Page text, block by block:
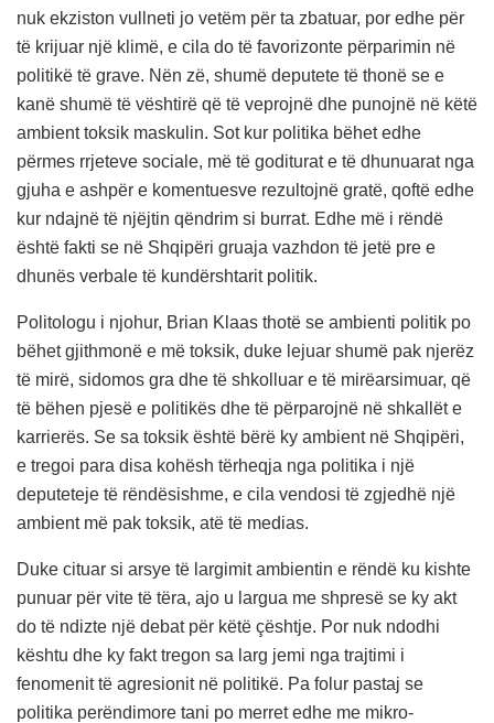
nuk ekziston vullneti jo vetëm për ta zbatuar, por edhe për
të krijuar një klimë, e cila do të favorizonte përparimin në
politikë të grave. Nën zë, shumë deputete të thonë se e
kanë shumë të vështirë që të veprojnë dhe punojnë në këtë
ambient toksik maskulin. Sot kur politika bëhet edhe
përmes rrjeteve sociale, më të goditurat e të dhunuarat nga
gjuha e ashpër e komentuesve rezultojnë gratë, qoftë edhe
kur ndajnë të njëjtin qëndrim si burrat. Edhe më i rëndë
është fakti se në Shqipëri gruaja vazhdon të jetë pre e
dhunës verbale të kundërshtarit politik.
Politologu i njohur, Brian Klaas thotë se ambienti politik po
bëhet gjithmonë e më toksik, duke lejuar shumë pak njerëz
të mirë, sidomos gra dhe të shkolluar e të mirëarsimuar, që
të bëhen pjesë e politikës dhe të përparojnë në shkallët e
karrierës. Se sa toksik është bërë ky ambient në Shqipëri,
e tregoi para disa kohësh tërheqja nga politika i një
deputeteje të rëndësishme, e cila vendosi të zgjedhë një
ambient më pak toksik, atë të medias.
Duke cituar si arsye të largimit ambientin e rëndë ku kishte
punuar për vite të tëra, ajo u largua me shpresë se ky akt
do të ndizte një debat për këtë çështje. Por nuk ndodhi
kështu dhe ky fakt tregon sa larg jemi nga trajtimi i
fenomenit të agresionit në politikë. Pa folur pastaj se
politika perëndimore tani po merret edhe me mikro-